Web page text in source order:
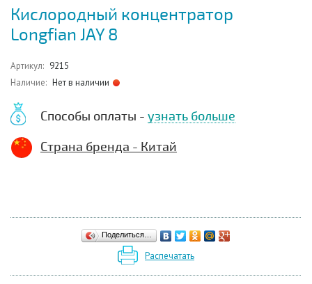
Кислородный концентратор
Longfian JAY 8
Артикул: 9215
Наличие: Нет в наличии
Способы оплаты - узнать больше
Страна бренда - Китай
Поделиться…
Распечатать